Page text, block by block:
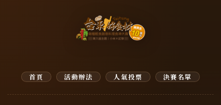
首頁 活動辦法 人氣投票 決賽名單